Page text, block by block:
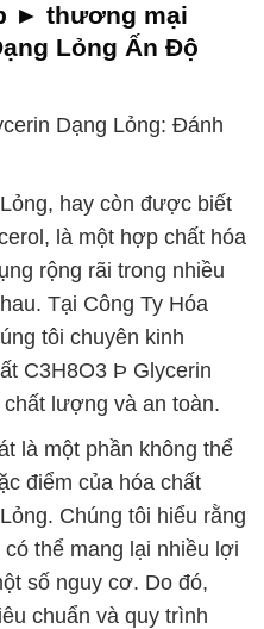
► thương mại
Lỏng Ấn Độ
Dạng Lỏng: Đánh
hay còn được biết
là một hợp chất hóa
rộng rãi trong nhiều
Tại Công Ty Hóa
tôi chuyên kinh
C3H8O3 Þ Glycerin
lượng và an toàn.
là một phần không thể
điểm của hóa chất
Chúng tôi hiểu rằng
thể mang lại nhiều lợi
số nguy cơ. Do đó,
chuẩn và quy trình